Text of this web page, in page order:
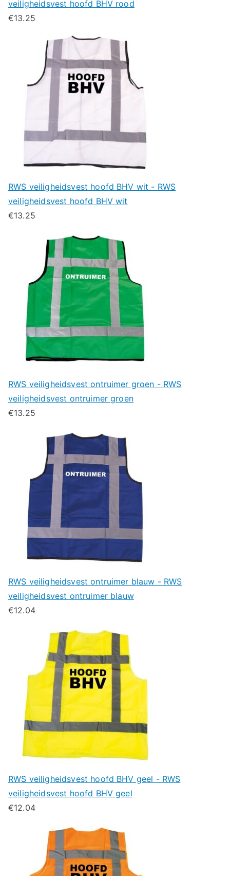
veiligheidsvest hoofd BHV rood
€13.25
RWS veiligheidsvest hoofd BHV wit - RWS
veiligheidsvest hoofd BHV wit
€13.25
RWS veiligheidsvest ontruimer groen - RWS
veiligheidsvest ontruimer groen
€13.25
RWS veiligheidsvest ontruimer blauw - RWS
veiligheidsvest ontruimer blauw
€12.04
RWS veiligheidsvest hoofd BHV geel - RWS
veiligheidsvest hoofd BHV geel
€12.04